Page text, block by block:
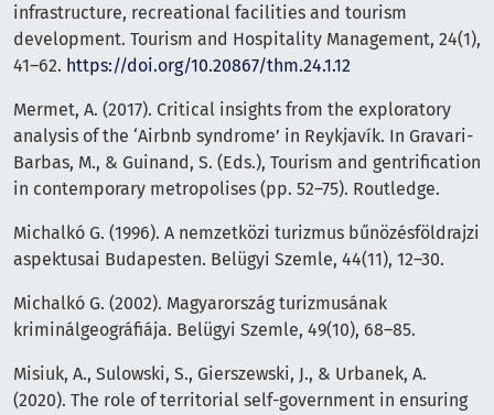
infrastructure, recreational facilities and tourism
development. Tourism and Hospitality Management, 24(1),
41–62. https://doi.org/10.20867/thm.24.1.12
Mermet, A. (2017). Critical insights from the exploratory
analysis of the ‘Airbnb syndrome’ in Reykjavík. In Gravari-
Barbas, M., & Guinand, S. (Eds.), Tourism and gentrification
in contemporary metropolises (pp. 52–75). Routledge.
Michalkó G. (1996). A nemzetközi turizmus bűnözésföldrajzi
aspektusai Budapesten. Belügyi Szemle, 44(11), 12–30.
Michalkó G. (2002). Magyarország turizmusának
kriminálgeográfiája. Belügyi Szemle, 49(10), 68–85.
Misiuk, A., Sulowski, S., Gierszewski, J., & Urbanek, A.
(2020). The role of territorial self-government in ensuring